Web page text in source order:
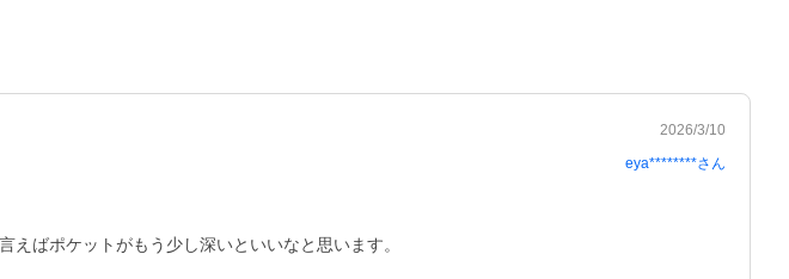
2026/3/10
eya********さん
ばポケットがもう少し深いといいなと思います。